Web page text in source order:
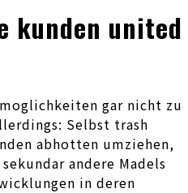
kunden united
gar nicht zu
Selbst trash
abhotten umziehen,
andere Madels
in deren